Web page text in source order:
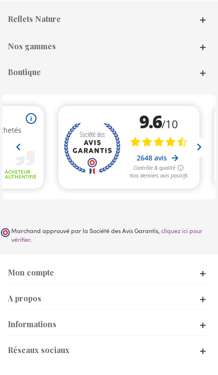
Reflets Nature
Nos gammes
Boutique
Marchand approuvé par la Société des Avis Garantis, cliquez ici pour
vérifier.
Mon compte
A propos
Informations
Réseaux sociaux